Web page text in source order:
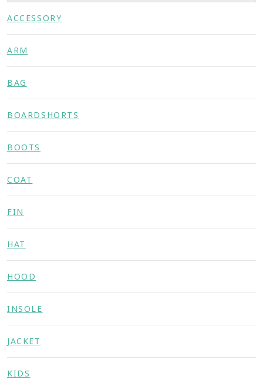
ACCESSORY
ARM
BAG
BOARDSHORTS
BOOTS
COAT
FIN
HAT
HOOD
INSOLE
JACKET
KIDS